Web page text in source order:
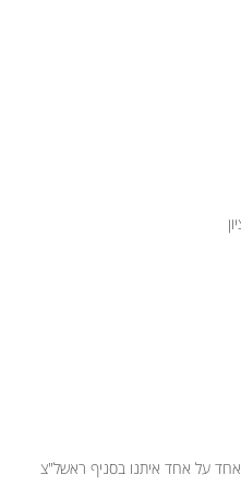
על אחד איתנו בסניף ראשל"צ